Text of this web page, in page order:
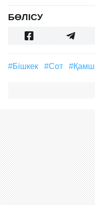
БӨЛІСУ
#Бішкек #Сот